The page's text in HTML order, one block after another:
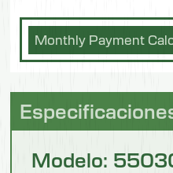
Monthly Payment
Modelo: